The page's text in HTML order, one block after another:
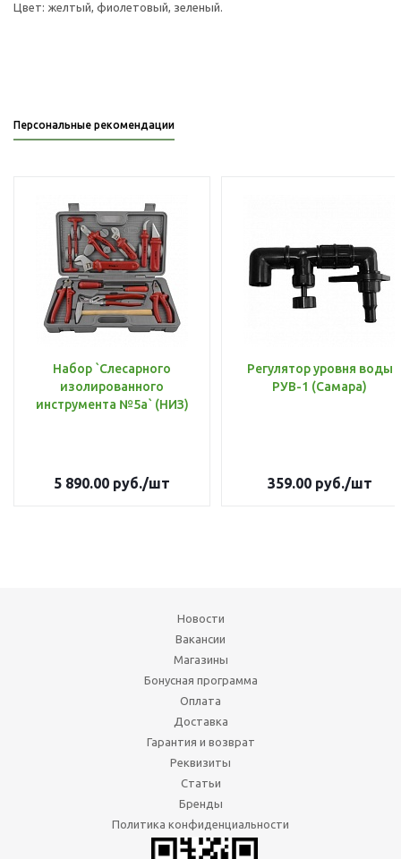
Цвет: желтый, фиолетовый, зеленый.
Персональные рекомендации
Набор `Слесарного
изолированного
инструмента №5а` (НИЗ)
5 890.00 руб./шт
Регулятор уровня воды
РУВ-1 (Самара)
359.00руб./шт
Новости
Вакансии
Магазины
Бонусная программа
Оплата
Доставка
Гарантия и возврат
Реквизиты
Статьи
Бренды
Политика конфиденциальности